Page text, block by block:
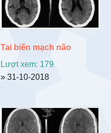
Tai biến mạch não
Lượt xem: 179
» 31-10-2018